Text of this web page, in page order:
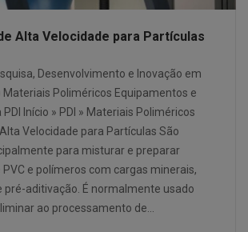
Alta Velocidade para Partículas
Desenvolvimento e Inovação em
Materiais Poliméricos Equipamentos e
Início » PDI » Materiais Poliméricos
Velocidade para Partículas São
para misturar e preparar
e polímeros com cargas minerais,
pré-aditivação. É normalmente usado
ao processamento de…